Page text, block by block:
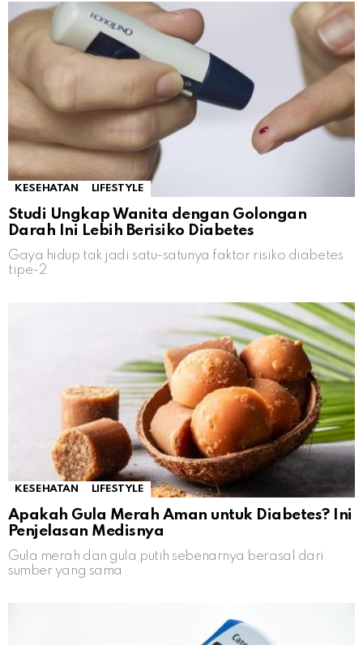
KESEHATAN LIFESTYLE
Studi Ungkap Wanita dengan Golongan
Darah Ini Lebih Berisiko Diabetes
Gaya hidup tak jadi satu-satunya faktor risiko diabetes
tipe-2
KESEHATAN LIFESTYLE
Apakah Gula Merah Aman untuk Diabetes? Ini
Penjelasan Medisnya
Gula merah dan gula putih sebenarnya berasal dari
sumber yang sama